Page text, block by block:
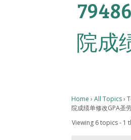
院成
Home › All Topics›
院成绩单修改GPA圣
Viewing 6 topics - 1